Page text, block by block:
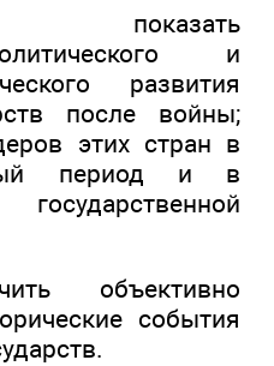
показать
и
развития
после войны;
этих стран в
период и в
объективно
события